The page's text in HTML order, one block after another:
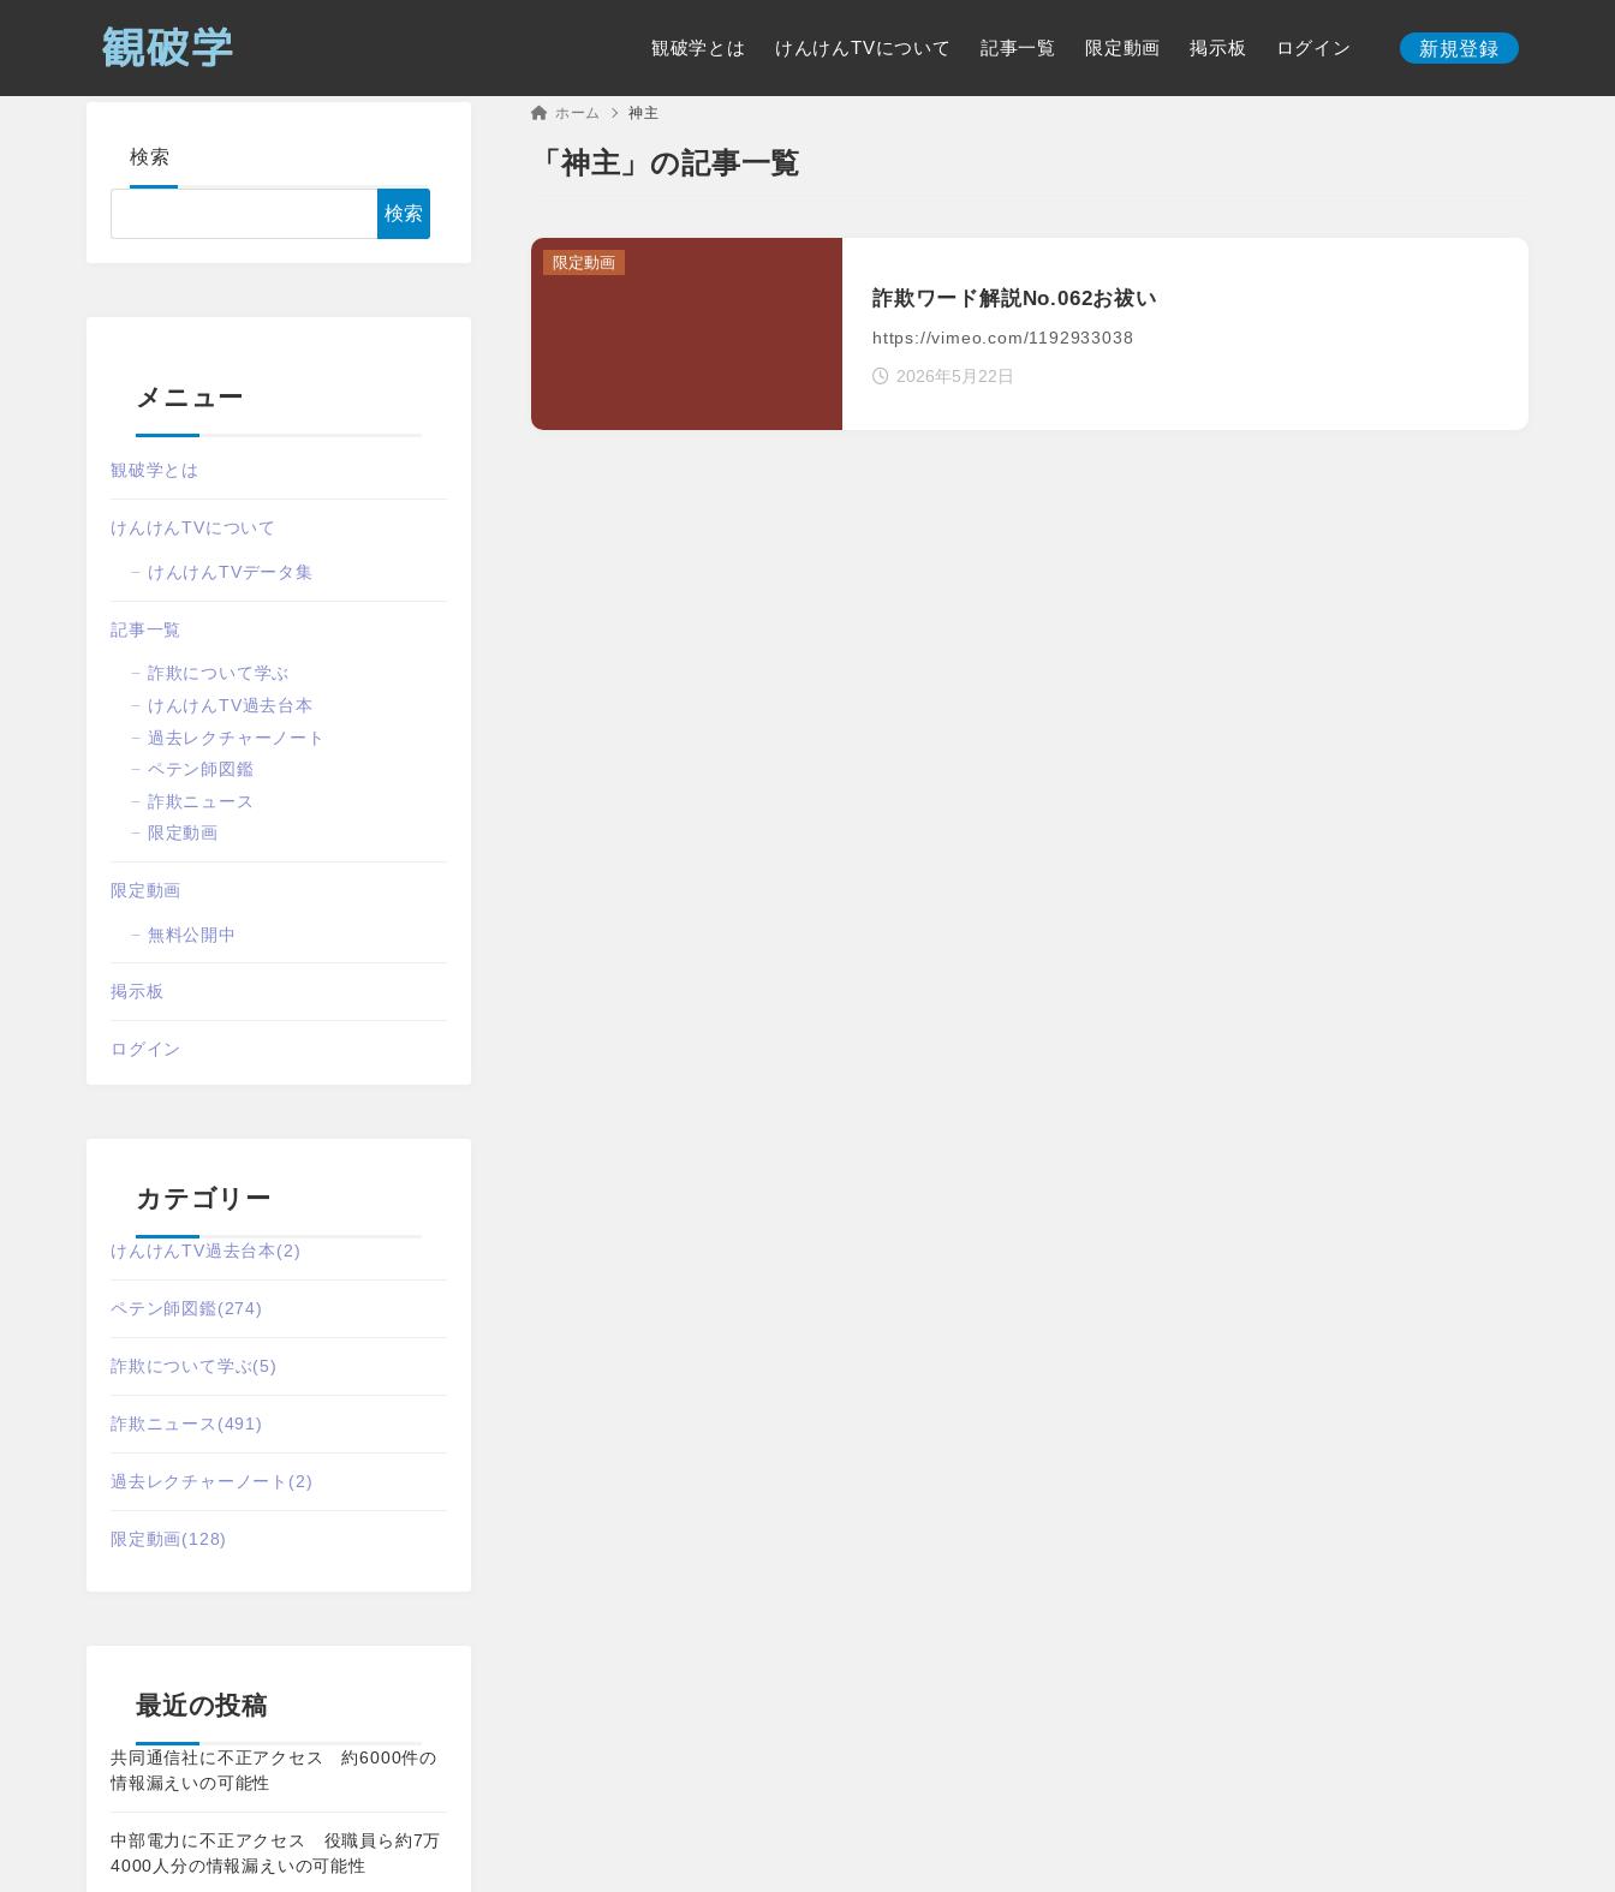
観破学とは けんけんTVについて 記事一覧 限定動画 掲示板 ログイン 新規登録
ホーム 神主
「神主」の記事一覧
詐欺ワード解説No.062お祓い
https://vimeo.com/1192933038
2026年5月22日
限定動画
検索
検索
メニュー
観破学とは
けんけんTVについて
けんけんTVデータ集
記事一覧
詐欺について学ぶ
けんけんTV過去台本
過去レクチャーノート
ペテン師図鑑
詐欺ニュース
限定動画
限定動画
無料公開中
掲示板
ログイン
カテゴリー
けんけんTV過去台本(2)
ペテン師図鑑(274)
詐欺について学ぶ(5)
詐欺ニュース (491)
過去レクチャーノート (2)
限定動画(128)
最近の投稿
共同通信社に不正アクセス 約6000件の
情報漏えいの可能性
中部電力に不正アクセス 役職員ら約7万
4000人分の情報漏えいの可能性